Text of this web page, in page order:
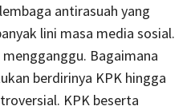
antirasuah yang
lini masa media sosial.
Bagaimana
berdirinya KPK hingga
KPK beserta